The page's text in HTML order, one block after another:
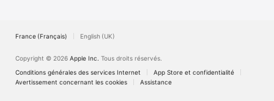
France (Français) English (UK)
Copyright © 2026 Apple Inc. Tous droits réservés.
Conditions générales des services Internet
App Store et confidentialité
Avertissement concernant les cookies
Assistance